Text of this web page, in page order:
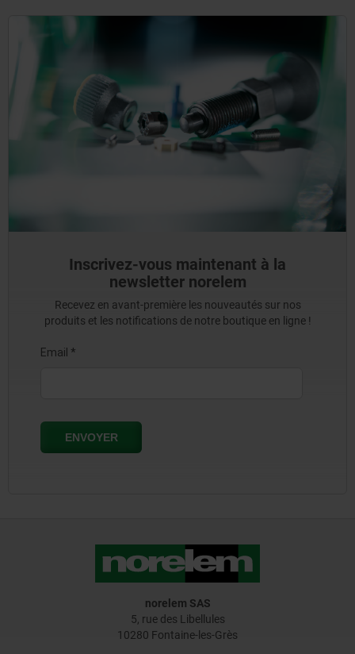
Inscrivez-vous maintenant à la
newsletter norelem
Recevez en avant-première les nouveautés sur nos
produits et les notifications de notre boutique en ligne !
norelem SAS
5, rue des Libellules
10280 Fontaine-les-Grès